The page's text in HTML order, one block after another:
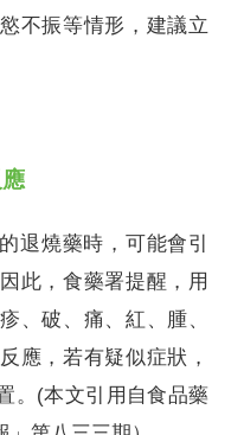
不振等情形，建議立
退燒藥時，可能會引
此，食藥署提醒，用
、破、痛、紅、腫、
應，若有疑似症狀，
。(本文引用自食品藥